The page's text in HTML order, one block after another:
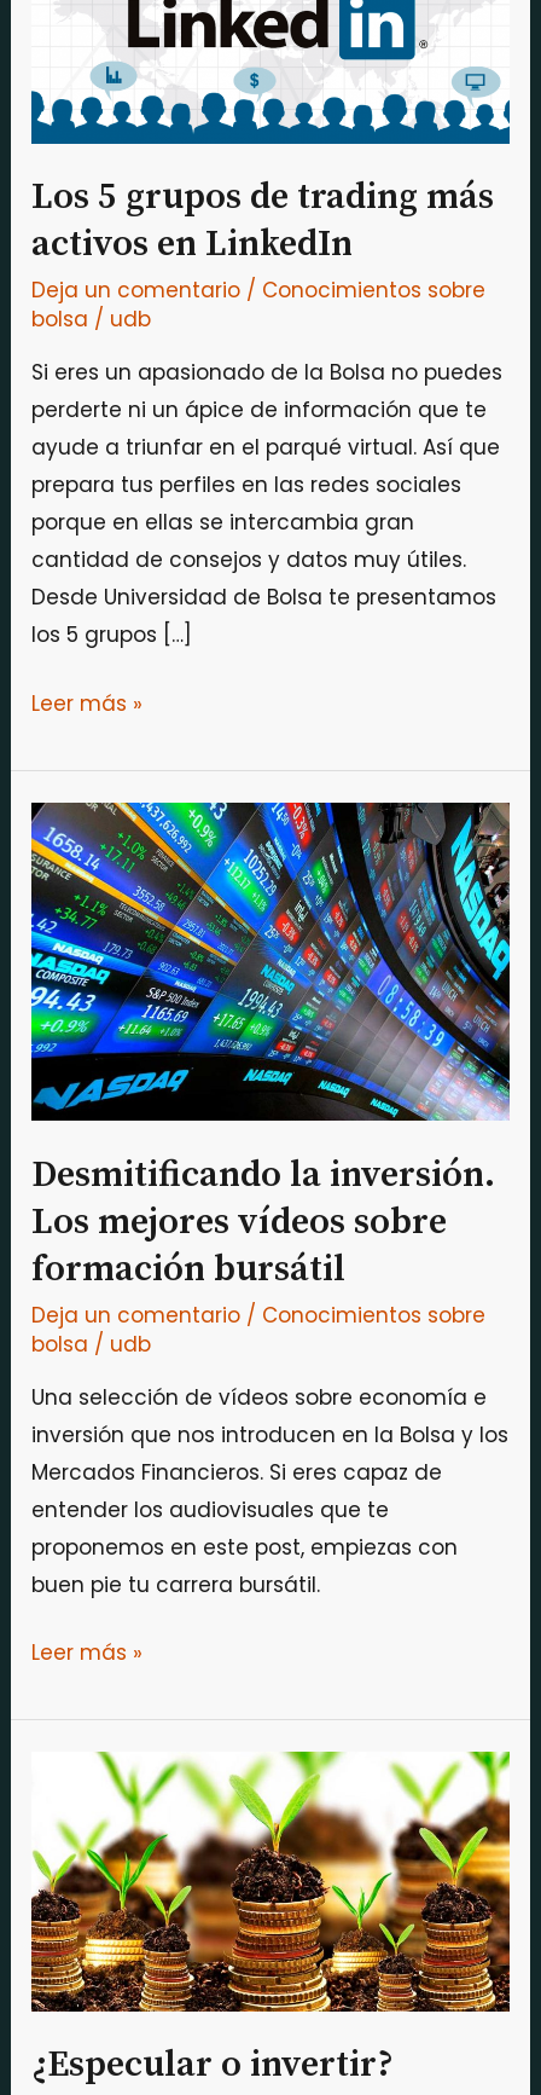
Los 5 grupos de trading más
activos en LinkedIn
Deja un comentario / Conocimientos sobre
bolsa / udb
Si eres un apasionado de la Bolsa no puedes
perderte ni un ápice de información que te
ayude a triunfar en el parqué virtual. Así que
prepara tus perfiles en las redes sociales
porque en ellas se intercambia gran
cantidad de consejos y datos muy útiles.
Desde Universidad de Bolsa te presentamos
los 5 grupos […]
grupos
trading
más
activos
LinkedIn
Leer más »
Desmitificando la inversión.
Los mejores vídeos sobre
formación bursátil
Deja un comentario / Conocimientos sobre
bolsa / udb
Una selección de vídeos sobre economía e
inversión que nos introducen en la Bolsa y los
Mercados Financieros. Si eres capaz de
entender los audiovisuales que te
proponemos en este post, empiezas con
buen pie tu carrera bursátil.
Desmitificando
la
inversión.
Los
mejores
vídeos
sobre
formación
bursátil
Leer más »
¿Especular o invertir?
¿Especular
invertir?